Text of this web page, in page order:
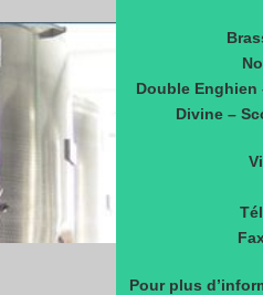
Double Enghien
Divine –
Pour plus